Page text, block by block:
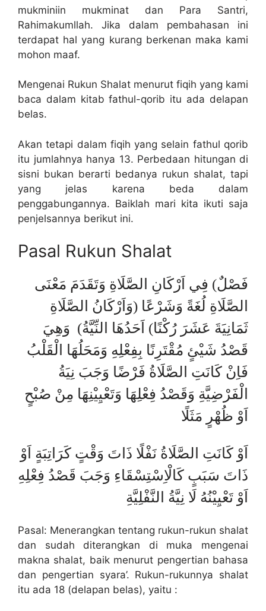
mukminiin mukminat dan Para Santri,
Rahimakumllah. Jika dalam pembahasan ini
terdapat hal yang kurang berkenan maka kami
mohon maaf.
Mengenai Rukun Shalat menurut fiqih yang kami
baca dalam kitab fathul-qorib itu ada delapan
belas.
Akan tetapi dalam fiqih yang selain fathul qorib
itu jumlahnya hanya 13. Perbedaan hitungan di
sisni bukan berarti bedanya rukun shalat, tapi
yang jelas karena beda dalam
penggabungannya. Baiklah mari kita ikuti saja
penjelsannya berikut ini.
Pasal Rukun Shalat
فَصْلٌ) فِي اَرْكَانِ الصَّلَاةِ وَتَقَدَمَ مَعْنَى
الصَّلَاةِ لُغَةً وَشَرْعًا (وَاَرْكَانُ الصَّلَاةِ
ثَمَانِيَةَ عَشَرَ رُكْنًا) اَحَدُهَا النِّيَّةُ) وَهِيَ
قَصْدُ شَيْئٍ مُقْتَرِنًا بِفِعْلِهِ وَمَحَلُهَا الْقَلْبُ
فَاِنْ كَانَتِ الصَّلَاةُ فَرْضًا وَجَبَ نِيَةُ
الْفَرْضِيَّةِ وَقَصْدُ فِعْلِهَا وَتَعْيِيْنِهَا مِنْ صُبْحٍ
اَوْ ظُهْرٍ مَثَلًا
اَوْ كَانَتِ الصَّلَاةُ نَفْلًا ذَاتَ وَقْتٍ كَرَاتِبَةٍ اَوْ
ذَاتَ سَبَبٍ كَالْاِسْتِسْقَاءِ وَجَبَ قَصْدُ فِعْلِهِ
اَوْ تَعْيِيْنُهُ لَا نِيَّةُ النَّفْلِيَّةِ
Pasal: Menerangkan tentang rukun-rukun shalat
dan sudah diterangkan di muka mengenai
makna shalat, baik menurut pengertian bahasa
dan pengertian syara’. Rukun-rukunnya shalat
itu ada 18 (delapan belas), yaitu :